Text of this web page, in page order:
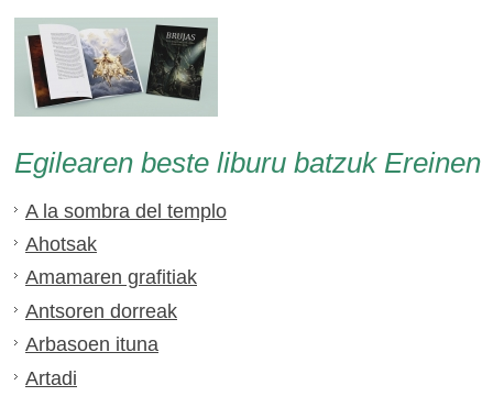
Egilearen beste liburu batzuk Ereinen
A la sombra del templo
Ahotsak
Amamaren grafitiak
Antsoren dorreak
Arbasoen ituna
Artadi